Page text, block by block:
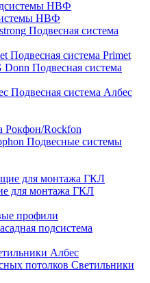
НВФ
Подвесная система
Подвесная система Primet
Подвесная система
Подвесная система Албес
Рокфон/Rockfon
Подвесные системы
для монтажа ГКЛ
профили
подсистема
Албес
Светильники